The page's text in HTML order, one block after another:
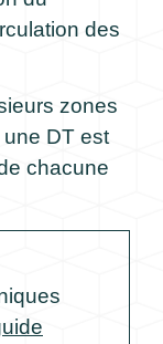
des
zones
DT est
chacune